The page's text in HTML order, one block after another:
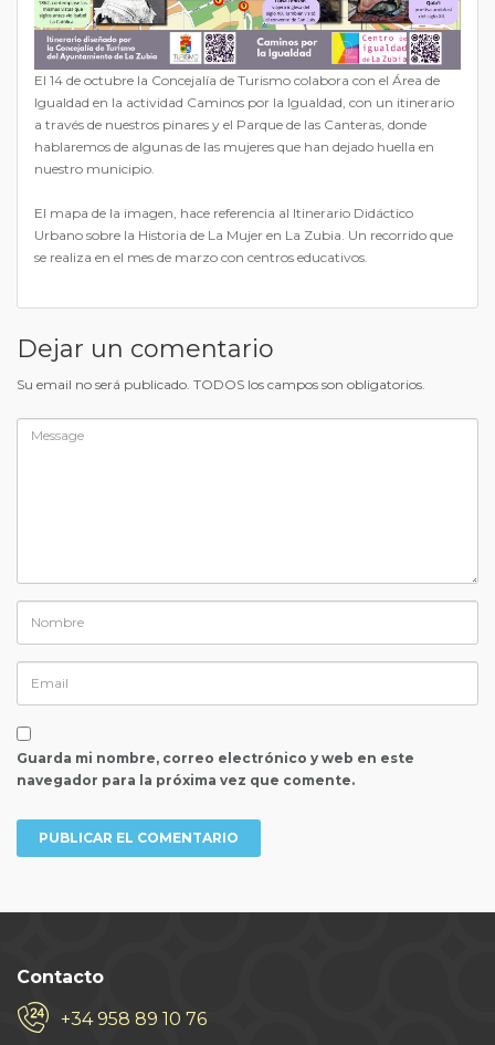
El 14 de octubre la Concejalía de Turismo colabora con el Área de
Igualdad en la actividad Caminos por la Igualdad, con un itinerario
a través de nuestros pinares y el Parque de las Canteras, donde
hablaremos de algunas de las mujeres que han dejado huella en
nuestro municipio.
El mapa de la imagen, hace referencia al Itinerario Didáctico
Urbano sobre la Historia de La Mujer en La Zubia. Un recorrido que
se realiza en el mes de marzo con centros educativos.
Dejar un comentario
Su email no será publicado. TODOS los campos son obligatorios.
Guarda mi nombre, correo electrónico y web en este
navegador para la próxima vez que comente.
Contacto
+34 958 89 10 76